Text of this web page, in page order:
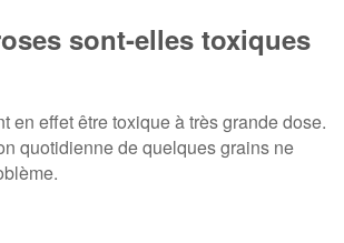
sont-elles toxiques
en effet être toxique à très grande dose.
quotidienne de quelques grains ne